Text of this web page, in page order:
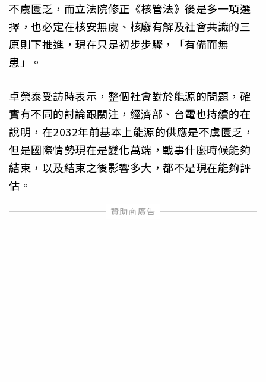
不虞匱乏，而立法院修正《核管法》後是多一項選
擇，也必定在核安無虞、核廢有解及社會共識的三
原則下推進，現在只是初步步驟，「有備而無
患」。
卓榮泰受訪時表示，整個社會對於能源的問題，確
實有不同的討論跟關注，經濟部、台電也持續的在
說明，在2032年前基本上能源的供應是不虞匱乏，
但是國際情勢現在是變化萬端，戰事什麼時候能夠
結束，以及結束之後影響多大，都不是現在能夠評
估。